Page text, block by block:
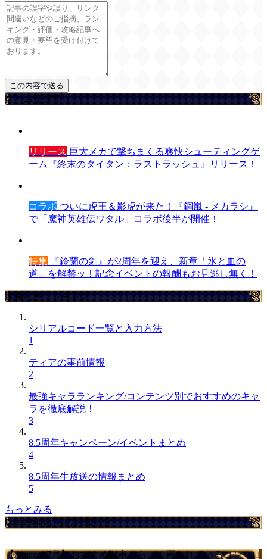
ゲームを探す
リリース 巨大メカで撃ちまくる爽快シューティングゲ
ーム『終末のタイタン：ラストラッシュ』リリース！
コラボ ついに虎王＆影虎が来た！『鋼嵐 - メカラシ』
で「魔神英雄伝ワタル」コラボ後半が開催！
特集 『鈴蘭の剣』が2周年を迎え、新章「氷と血の
道」を解禁ッ！記念イベントの報酬もお見逃し無く！
攻略記事ランキング
シリアルコード一覧と入力方法
1
ティアの事前情報
2
最強キャラランキング/コンテンツ別でおすすめのキャ
ラを徹底解説！
3
8.5周年キャンペーン/イベントまとめ
4
8.5周年生放送の情報まとめ
5
もっとみる
GameWithからのお知らせ
【Amazon7月】おすすめ記事からよく買われているコントロ